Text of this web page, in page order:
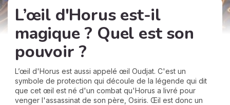
L’œil d'Horus est-il
magique ? Quel est son
pouvoir ?
L’œil d'Horus est aussi appelé œil Oudjat. C'est un
symbole de protection qui découle de la légende qui dit
que cet œil est né d'un combat qu'Horus a livré pour
venger l'assassinat de son père, Osiris. Œil est donc un